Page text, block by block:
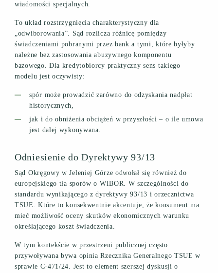
wiadomości specjalnych.
To układ rozstrzygnięcia charakterystyczny dla
„odwiborowania”. Sąd rozlicza różnicę pomiędzy
świadczeniami pobranymi przez bank a tymi, które byłyby
należne bez zastosowania abuzywnego komponentu
bazowego. Dla kredytobiorcy praktyczny sens takiego
modelu jest oczywisty:
spór może prowadzić zarówno do odzyskania nadpłat
historycznych,
jak i do obniżenia obciążeń w przyszłości – o ile umowa
jest dalej wykonywana.
Odniesienie do Dyrektywy 93/13
Sąd Okręgowy w Jeleniej Górze odwołał się również do
europejskiego tła sporów o WIBOR. W szczególności do
standardu wynikającego z dyrektywy 93/13 i orzecznictwa
TSUE. Które to konsekwentnie akcentuje, że konsument ma
mieć możliwość oceny skutków ekonomicznych warunku
określającego koszt świadczenia.
W tym kontekście w przestrzeni publicznej często
przywoływana bywa opinia Rzecznika Generalnego TSUE w
sprawie C-471/24. Jest to element szerszej dyskusji o